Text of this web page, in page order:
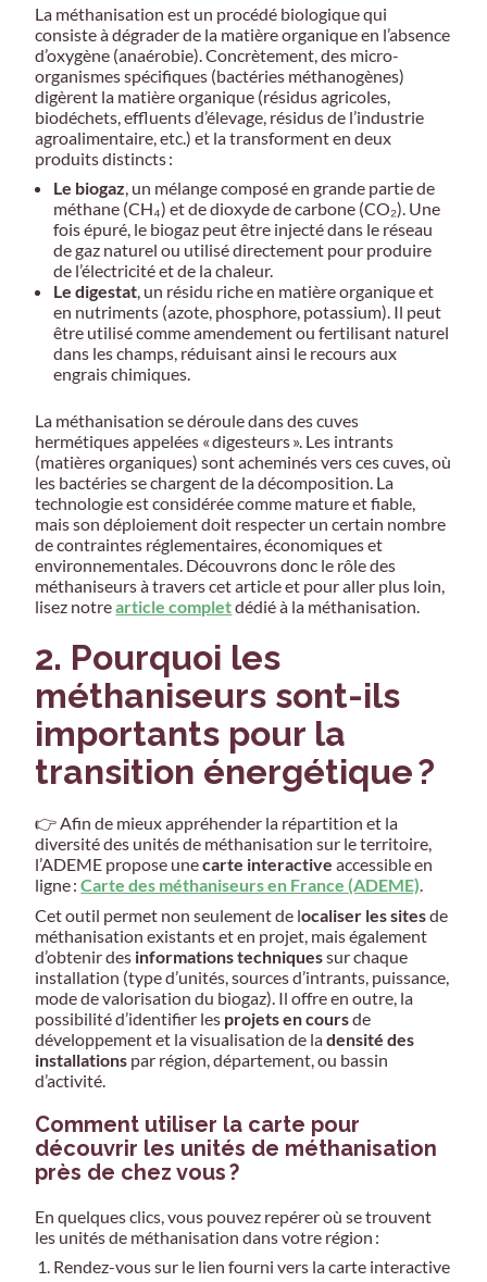
La méthanisation est un procédé biologique qui
consiste à dégrader de la matière organique en l’absence
d’oxygène (anaérobie). Concrètement, des micro-
organismes spécifiques (bactéries méthanogènes)
digèrent la matière organique (résidus agricoles,
biodéchets, effluents d’élevage, résidus de l’industrie
agroalimentaire, etc.) et la transforment en deux
produits distincts :
Le biogaz , un mélange composé en grande partie de
méthane (CH₄) et de dioxyde de carbone (CO₂). Une
fois épuré, le biogaz peut être injecté dans le réseau
de gaz naturel ou utilisé directement pour produire
de l’électricité et de la chaleur.
Le digestat, un résidu riche en matière organique et
en nutriments (azote, phosphore, potassium). Il peut
être utilisé comme amendement ou fertilisant naturel
dans les champs, réduisant ainsi le recours aux
engrais chimiques.
La méthanisation se déroule dans des cuves
hermétiques appelées « digesteurs ». Les intrants
(matières organiques) sont acheminés vers ces cuves, où
les bactéries se chargent de la décomposition. La
technologie est considérée comme mature et fiable,
mais son déploiement doit respecter un certain nombre
de contraintes réglementaires, économiques et
environnementales. Découvrons donc le rôle des
méthaniseurs à travers cet article et pour aller plus loin,
lisez notrearticle completdédié à la méthanisation.
2. Pourquoi les
méthaniseurs sont-ils
importants pour la
transition énergétique ?
👉 Afin de mieux appréhender la répartition et la
diversité des unités de méthanisation sur le territoire,
l’ADEME propose unecarte interactive accessible en
ligne :Carte des méthaniseurs en France (ADEME).
Cet outil permet non seulement de localiser les sitesde
méthanisation existants et en projet, mais également
d’obtenir des informations techniquessur chaque
installation (type d’unités, sources d’intrants, puissance,
mode de valorisation du biogaz). Il offre en outre, la
possibilité d’identifier les projets en coursde
développement et la visualisation de ladensité des
installations par région, département, ou bassin
d’activité.
Comment utiliser la carte pour
découvrir les unités de méthanisation
près de chez vous ?
En quelques clics, vous pouvez repérer où se trouvent
les unités de méthanisation dans votre région :
Rendez-vous sur le lien fourni vers la carte interactive